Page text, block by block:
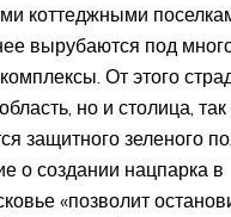
коттеджными
вырубаются под
От этого
но и столица, так
защитного зеленого
о создании нацпарка в
«позволит